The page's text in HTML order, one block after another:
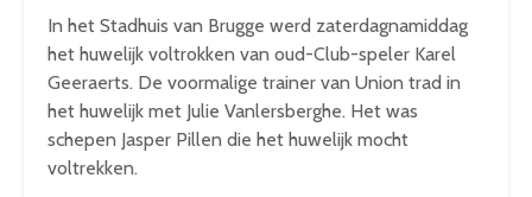
In het Stadhuis van Brugge werd zaterdagnamiddag
het huwelijk voltrokken van oud-Club-speler Karel
Geeraerts. De voormalige trainer van Union trad in
het huwelijk met Julie Vanlersberghe. Het was
schepen Jasper Pillen die het huwelijk mocht
voltrekken.